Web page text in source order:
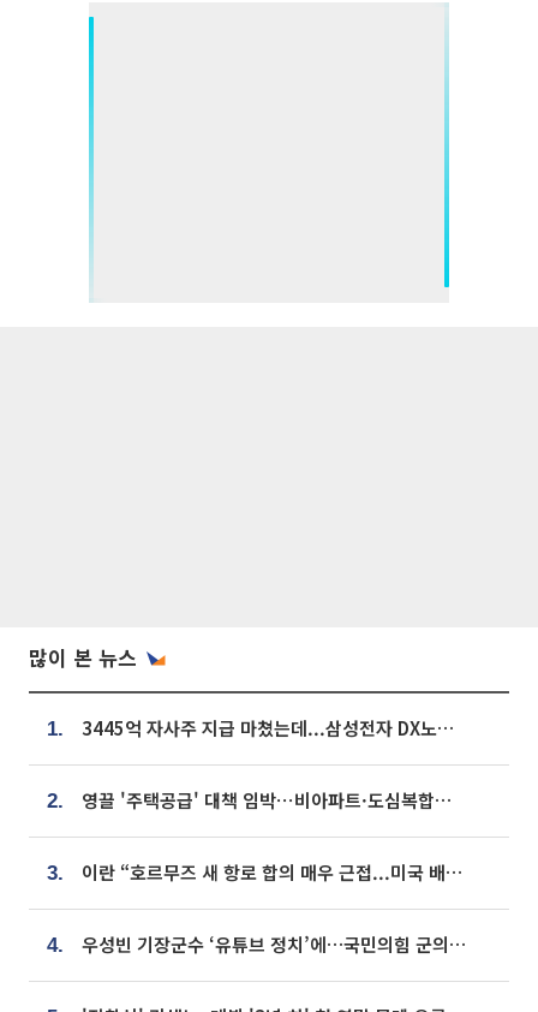
많이 본 뉴스
1. 3445억 자사주 지급 마쳤는데...삼성전자 DX노조, 뒤늦은 '떼쓰기 집회'
2. 영끌 '주택공급' 대책 임박⋯비아파트·도심복합까지 총동원
3. 이란 “호르무즈 새 항로 합의 매우 근접...미국 배상 먼저”
4. 우성빈 기장군수 ‘유튜브 정치’에…국민의힘 군의원들 집단 반발